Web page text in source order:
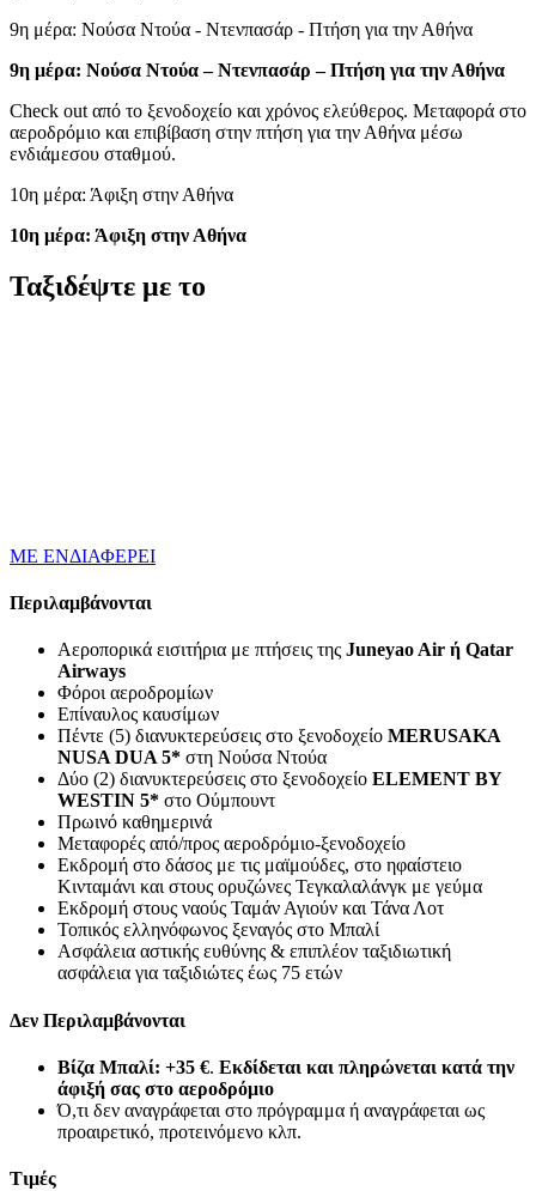
9η μέρα: Νούσα Ντούα - Ντενπασάρ - Πτήση για την Αθήνα
9η μέρα: Νούσα Ντούα – Ντενπασάρ – Πτήση για την Αθήνα
Check out από το ξενοδοχείο και χρόνος ελεύθερος. Μεταφορά στο
αεροδρόμιο και επιβίβαση στην πτήση για την Αθήνα μέσω
ενδιάμεσου σταθμού.
10η μέρα: Άφιξη στην Αθήνα
10η μέρα: Άφιξη στην Αθήνα
Ταξιδέψτε με το
ΜΕ ΕΝΔΙΑΦΕΡΕΙ
Περιλαμβάνονται
Αεροπορικά εισιτήρια με πτήσεις της Juneyao Air ή Qatar
Airways
Φόροι αεροδρομίων
Επίναυλος καυσίμων
Πέντε (5) διανυκτερεύσεις στο ξενοδοχείο MERUSAKA
NUSA DUA 5* στη Νούσα Ντούα
Δύο (2) διανυκτερεύσεις στο ξενοδοχείο ELEMENT BY
WESTIN 5* στο Ούμπουντ
Πρωινό καθημερινά
Μεταφορές από/προς αεροδρόμιο-ξενοδοχείο
Εκδρομή στο δάσος με τις μαϊμούδες, στο ηφαίστειο
Kινταμάνι και στους ορυζώνες Τεγκαλαλάνγκ με γεύμα
Εκδρομή στους ναούς Ταμάν Αγιούν και Τάνα Λοτ
Τοπικός ελληνόφωνος ξεναγός στο Μπαλί
Ασφάλεια αστικής ευθύνης & επιπλέον ταξιδιωτική
ασφάλεια για ταξιδιώτες έως 75 ετών
Δεν Περιλαμβάνονται
Βίζα Μπαλί: +35 €. Εκδίδεται και πληρώνεται κατά την
άφιξή σας στο αεροδρόμιο
Ό,τι δεν αναγράφεται στο πρόγραμμα ή αναγράφεται ως
προαιρετικό, προτεινόμενο κλπ.
Τιμές